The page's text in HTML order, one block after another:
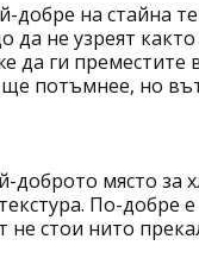
добре на стайна
не узреят
да ги преместите
потъмнее, но
доброто място за
По-добре
не стои нито